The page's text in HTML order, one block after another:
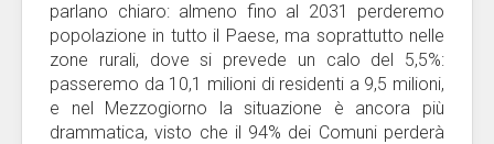
parlano chiaro: almeno fino al 2031 perderemo
popolazione in tutto il Paese, ma soprattutto nelle
zone rurali, dove si prevede un calo del 5,5%:
passeremo da 10,1 milioni di residenti a 9,5 milioni,
e nel Mezzogiorno la situazione è ancora più
drammatica, visto che il 94% dei Comuni perderà